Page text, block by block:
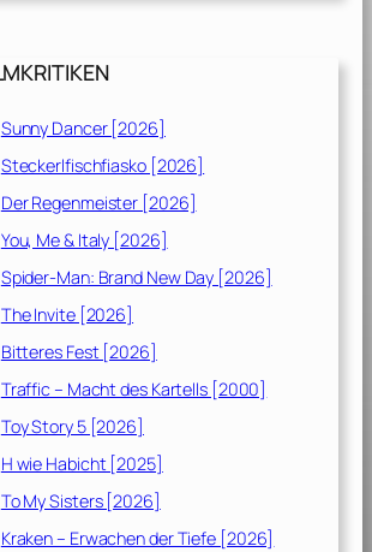
Sunny Dancer [2026]
Steckerlfischfiasko [2026]
Der Regenmeister [2026]
You, Me & Italy [2026]
Spider-Man: Brand New Day [2026]
The Invite [2026]
Bitteres Fest [2026]
Traffic – Macht des Kartells [2000]
Toy Story 5 [2026]
H wie Habicht [2025]
To My Sisters [2026]
Kraken – Erwachen der Tiefe [2026]